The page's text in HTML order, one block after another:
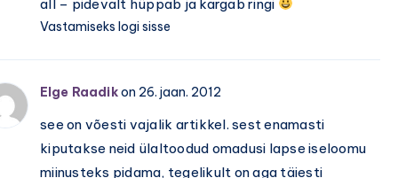
all – pidevalt hüppab ja kargab ringi
Vastamiseks logi sisse
Elge Raadikon 26. jaan. 2012
see on võesti vajalik artikkel. sest enamasti
kiputakse neid ülaltoodud omadusi lapse iseloomu
miinusteks pidama, tegelikult on aga täiesti